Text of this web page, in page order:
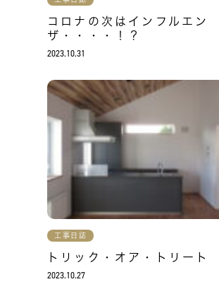
コロナの次はインフルエン
ザ・・・・！？
2023.10.31
工事日誌
トリック・オア・トリート
2023.10.27